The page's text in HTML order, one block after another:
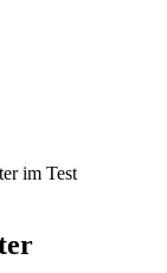
im Test